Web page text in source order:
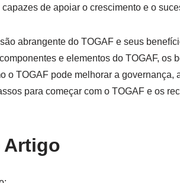
de apoiar o crescimento e o
abrangente do TOGAF e seus
e elementos do TOGAF, os
o TOGAF pode melhorar a governança,
para começar com o TOGAF e os
Artigo